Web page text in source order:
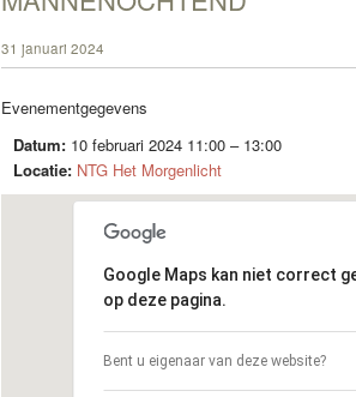
31 januari 2024
Evenementgegevens
Datum: 10 februari 2024 11:00– 13:00
Locatie: NTG Het Morgenlicht
Google Maps kan niet correct
op deze pagina.
Bent u eigenaar van deze website?